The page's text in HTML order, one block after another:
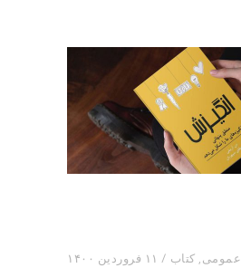
۱۱ فروردین ۱۴۰۰ عمومی, کتاب